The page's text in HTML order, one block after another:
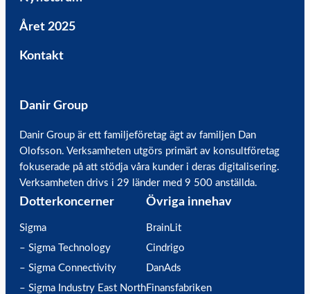
Året 2025
Kontakt
Danir Group
Danir Group är ett familjeföretag ägt av familjen Dan
Olofsson. Verksamheten utgörs primärt av konsultföretag
fokuserade på att stödja våra kunder i deras digitalisering.
Verksamheten drivs i 29 länder med 9 500 anställda.
Dotterkoncerner
Sigma
– Sigma Technology
– Sigma Connectivity
– Sigma Industry East North
Övriga innehav
BrainLit
Cindrigo
DanAds
Finansfabriken